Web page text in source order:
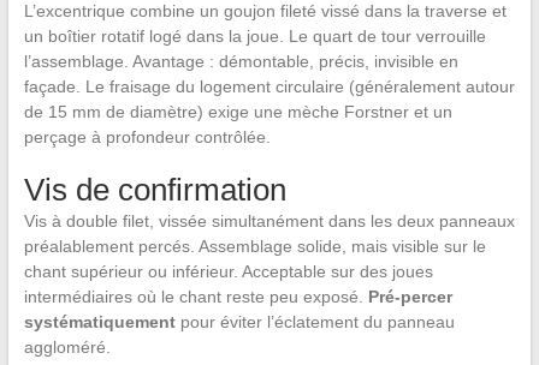
L’excentrique combine un goujon fileté vissé dans la traverse et
un boîtier rotatif logé dans la joue. Le quart de tour verrouille
l’assemblage. Avantage : démontable, précis, invisible en
façade. Le fraisage du logement circulaire (généralement autour
de 15 mm de diamètre) exige une mèche Forstner et un
perçage à profondeur contrôlée.
Vis de confirmation
Vis à double filet, vissée simultanément dans les deux panneaux
préalablement percés. Assemblage solide, mais visible sur le
chant supérieur ou inférieur. Acceptable sur des joues
intermédiaires où le chant reste peu exposé. Pré-percer
systématiquementpour éviter l’éclatement du panneau
aggloméré.